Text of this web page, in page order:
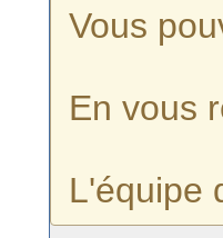
Vous
En vous
L'équipe